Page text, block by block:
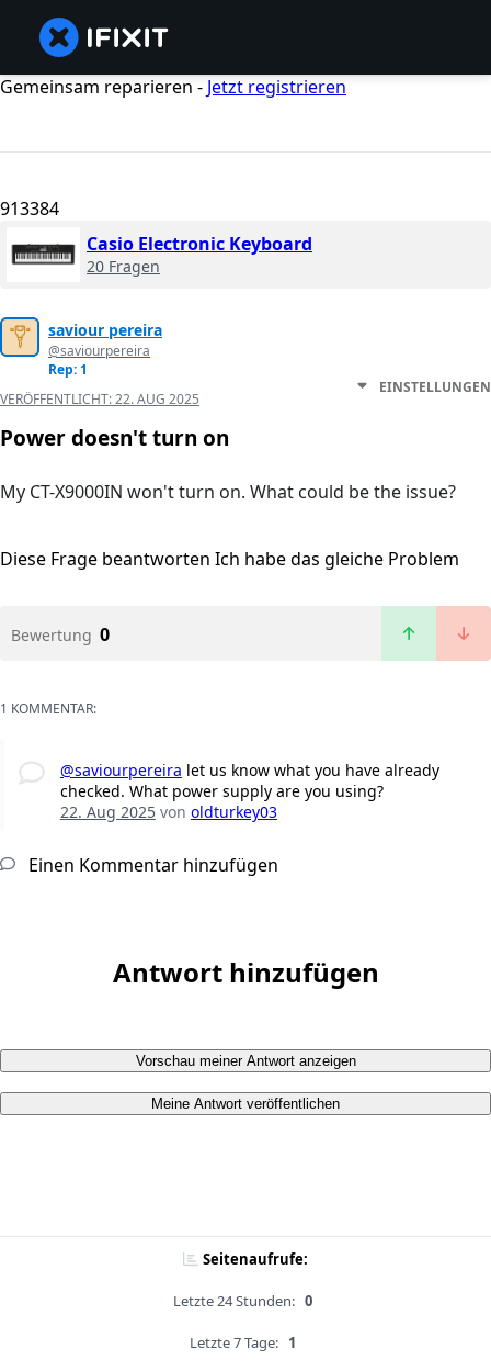
Gemeinsam reparieren - Jetzt registrieren
913384
Casio Electronic Keyboard
20 Fragen
saviour pereira
@saviourpereira
Rep: 1
VERÖFFENTLICHT:22. AUG 2025
EINSTELLUNGEN
Power doesn't turn on
My CT-X9000IN won't turn on. What could be the issue?
Diese Frage beantworten Ich habe das gleiche Problem
Bewertung 0
1 KOMMENTAR:
@saviourpereira let us know what you have already
checked. What power supply are you using?
22. Aug 2025von oldturkey03
Einen Kommentar hinzufügen
Antwort hinzufügen
Vorschau meiner Antwort anzeigen
Meine Antwort veröffentlichen
Seitenaufrufe:
Letzte 24 Stunden: 0
Letzte 7 Tage: 1